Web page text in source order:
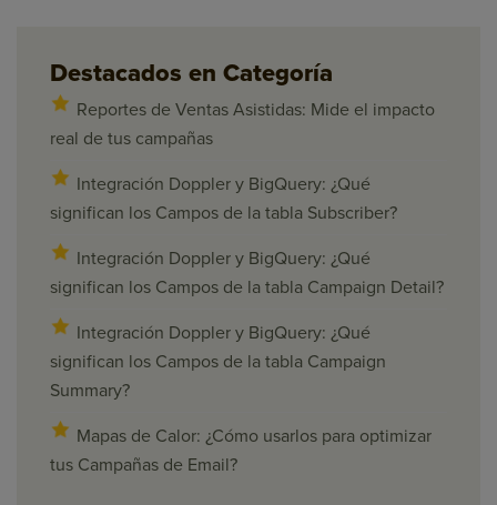
Destacados en Categoría
Reportes de Ventas Asistidas: Mide el impacto
real de tus campañas
Integración Doppler y BigQuery: ¿Qué
significan los Campos de la tabla Subscriber?
Integración Doppler y BigQuery: ¿Qué
significan los Campos de la tabla Campaign Detail?
Integración Doppler y BigQuery: ¿Qué
significan los Campos de la tabla Campaign
Summary?
Mapas de Calor: ¿Cómo usarlos para optimizar
tus Campañas de Email?